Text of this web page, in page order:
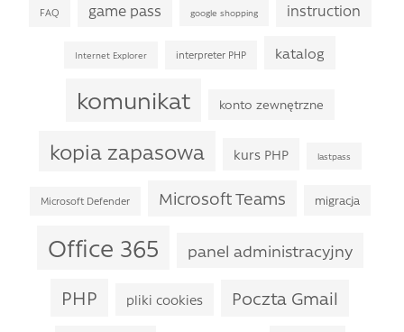
FAQ game pass google shopping instruction
Internet Explorer interpreter PHP katalog
komunikat konto zewnętrzne
kopia zapasowa kurs PHP lastpass
Microsoft Defender Microsoft Teams migracja
Office 365 panel administracyjny
PHP pliki cookies Poczta Gmail